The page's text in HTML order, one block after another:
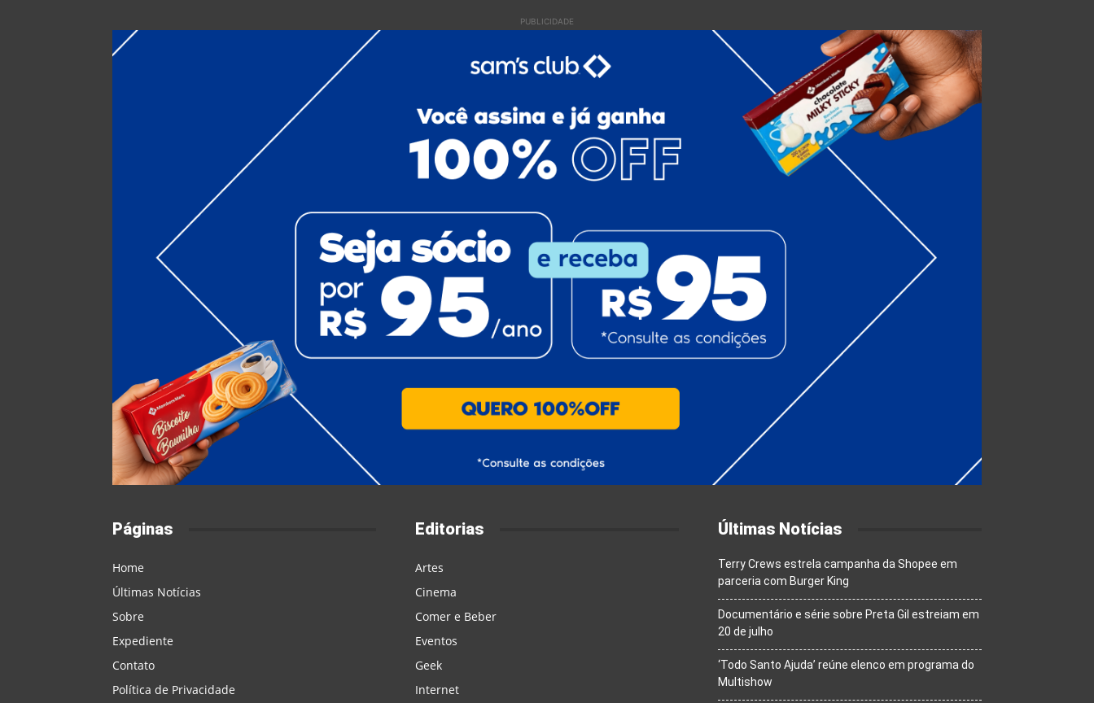
PUBLICIDADE
Páginas
Home
Últimas Notícias
Sobre
Expediente
Contato
Política de Privacidade
Editorias
Artes
Cinema
Comer e Beber
Eventos
Geek
Internet
Últimas Notícias
Terry Crews estrela campanha da Shopee em
parceria com Burger King
Documentário e série sobre Preta Gil estreiam em
20 de julho
‘Todo Santo Ajuda’ reúne elenco em programa do
Multishow